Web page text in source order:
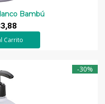
Bambú
Carrito
-30%